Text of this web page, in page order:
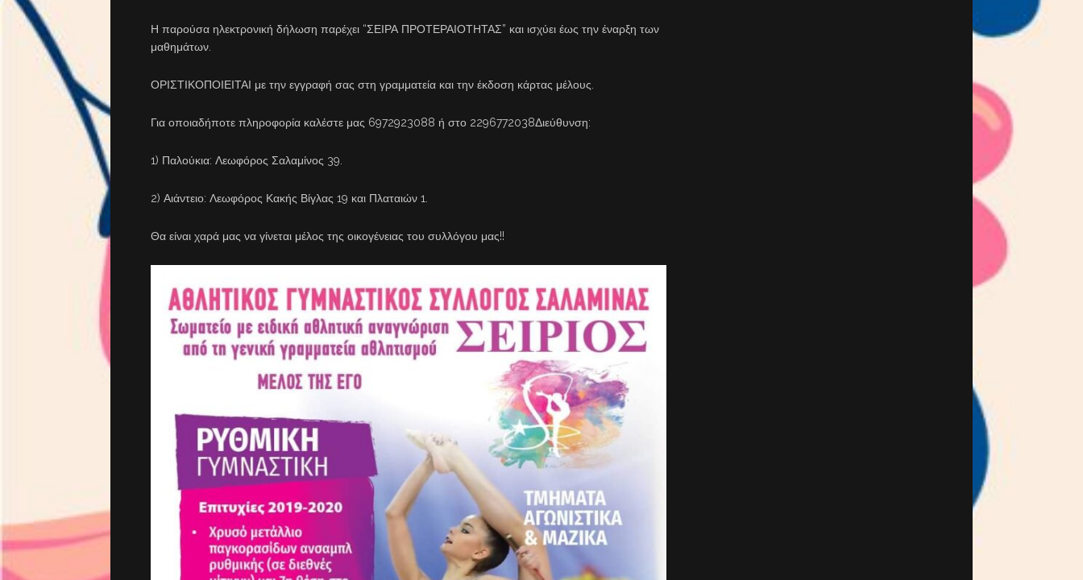
Η παρούσα ηλεκτρονική δήλωση παρέχει “ΣΕΙΡΑ ΠΡΟΤΕΡΑΙΟΤΗΤΑΣ” και ισχύει έως την έναρξη των
μαθημάτων.
ΟΡΙΣΤΙΚΟΠΟΙΕΙΤΑΙ με την εγγραφή σας στη γραμματεία και την έκδοση κάρτας μέλους.
Για οποιαδήποτε πληροφορία καλέστε μας 6972923088 ή στο 2296772038Διεύθυνση:
1) Παλούκια: Λεωφόρος Σαλαμίνος 39.
2) Αιάντειο: Λεωφόρος Κακής Βίγλας 19 και Πλαταιών 1.
Θα είναι χαρά μας να γίνεται μέλος της οικογένειας του συλλόγου μας!!